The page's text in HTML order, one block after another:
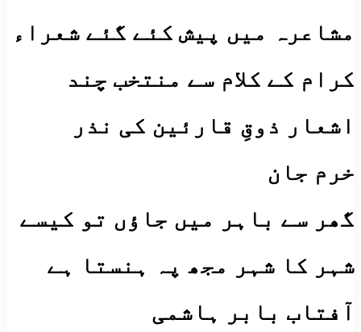
مشاعرہ میں پیش کئے گئے شعراء
کرام کے کلام سے منتخب چند
اشعار ذوقِ قارئین کی نذر
خرم جان
گھر سے باہر میں جاؤں تو کیسے
شہر کا شہر مجھ پہ ہنستا ہے
آفتاب بابر ہاشمی